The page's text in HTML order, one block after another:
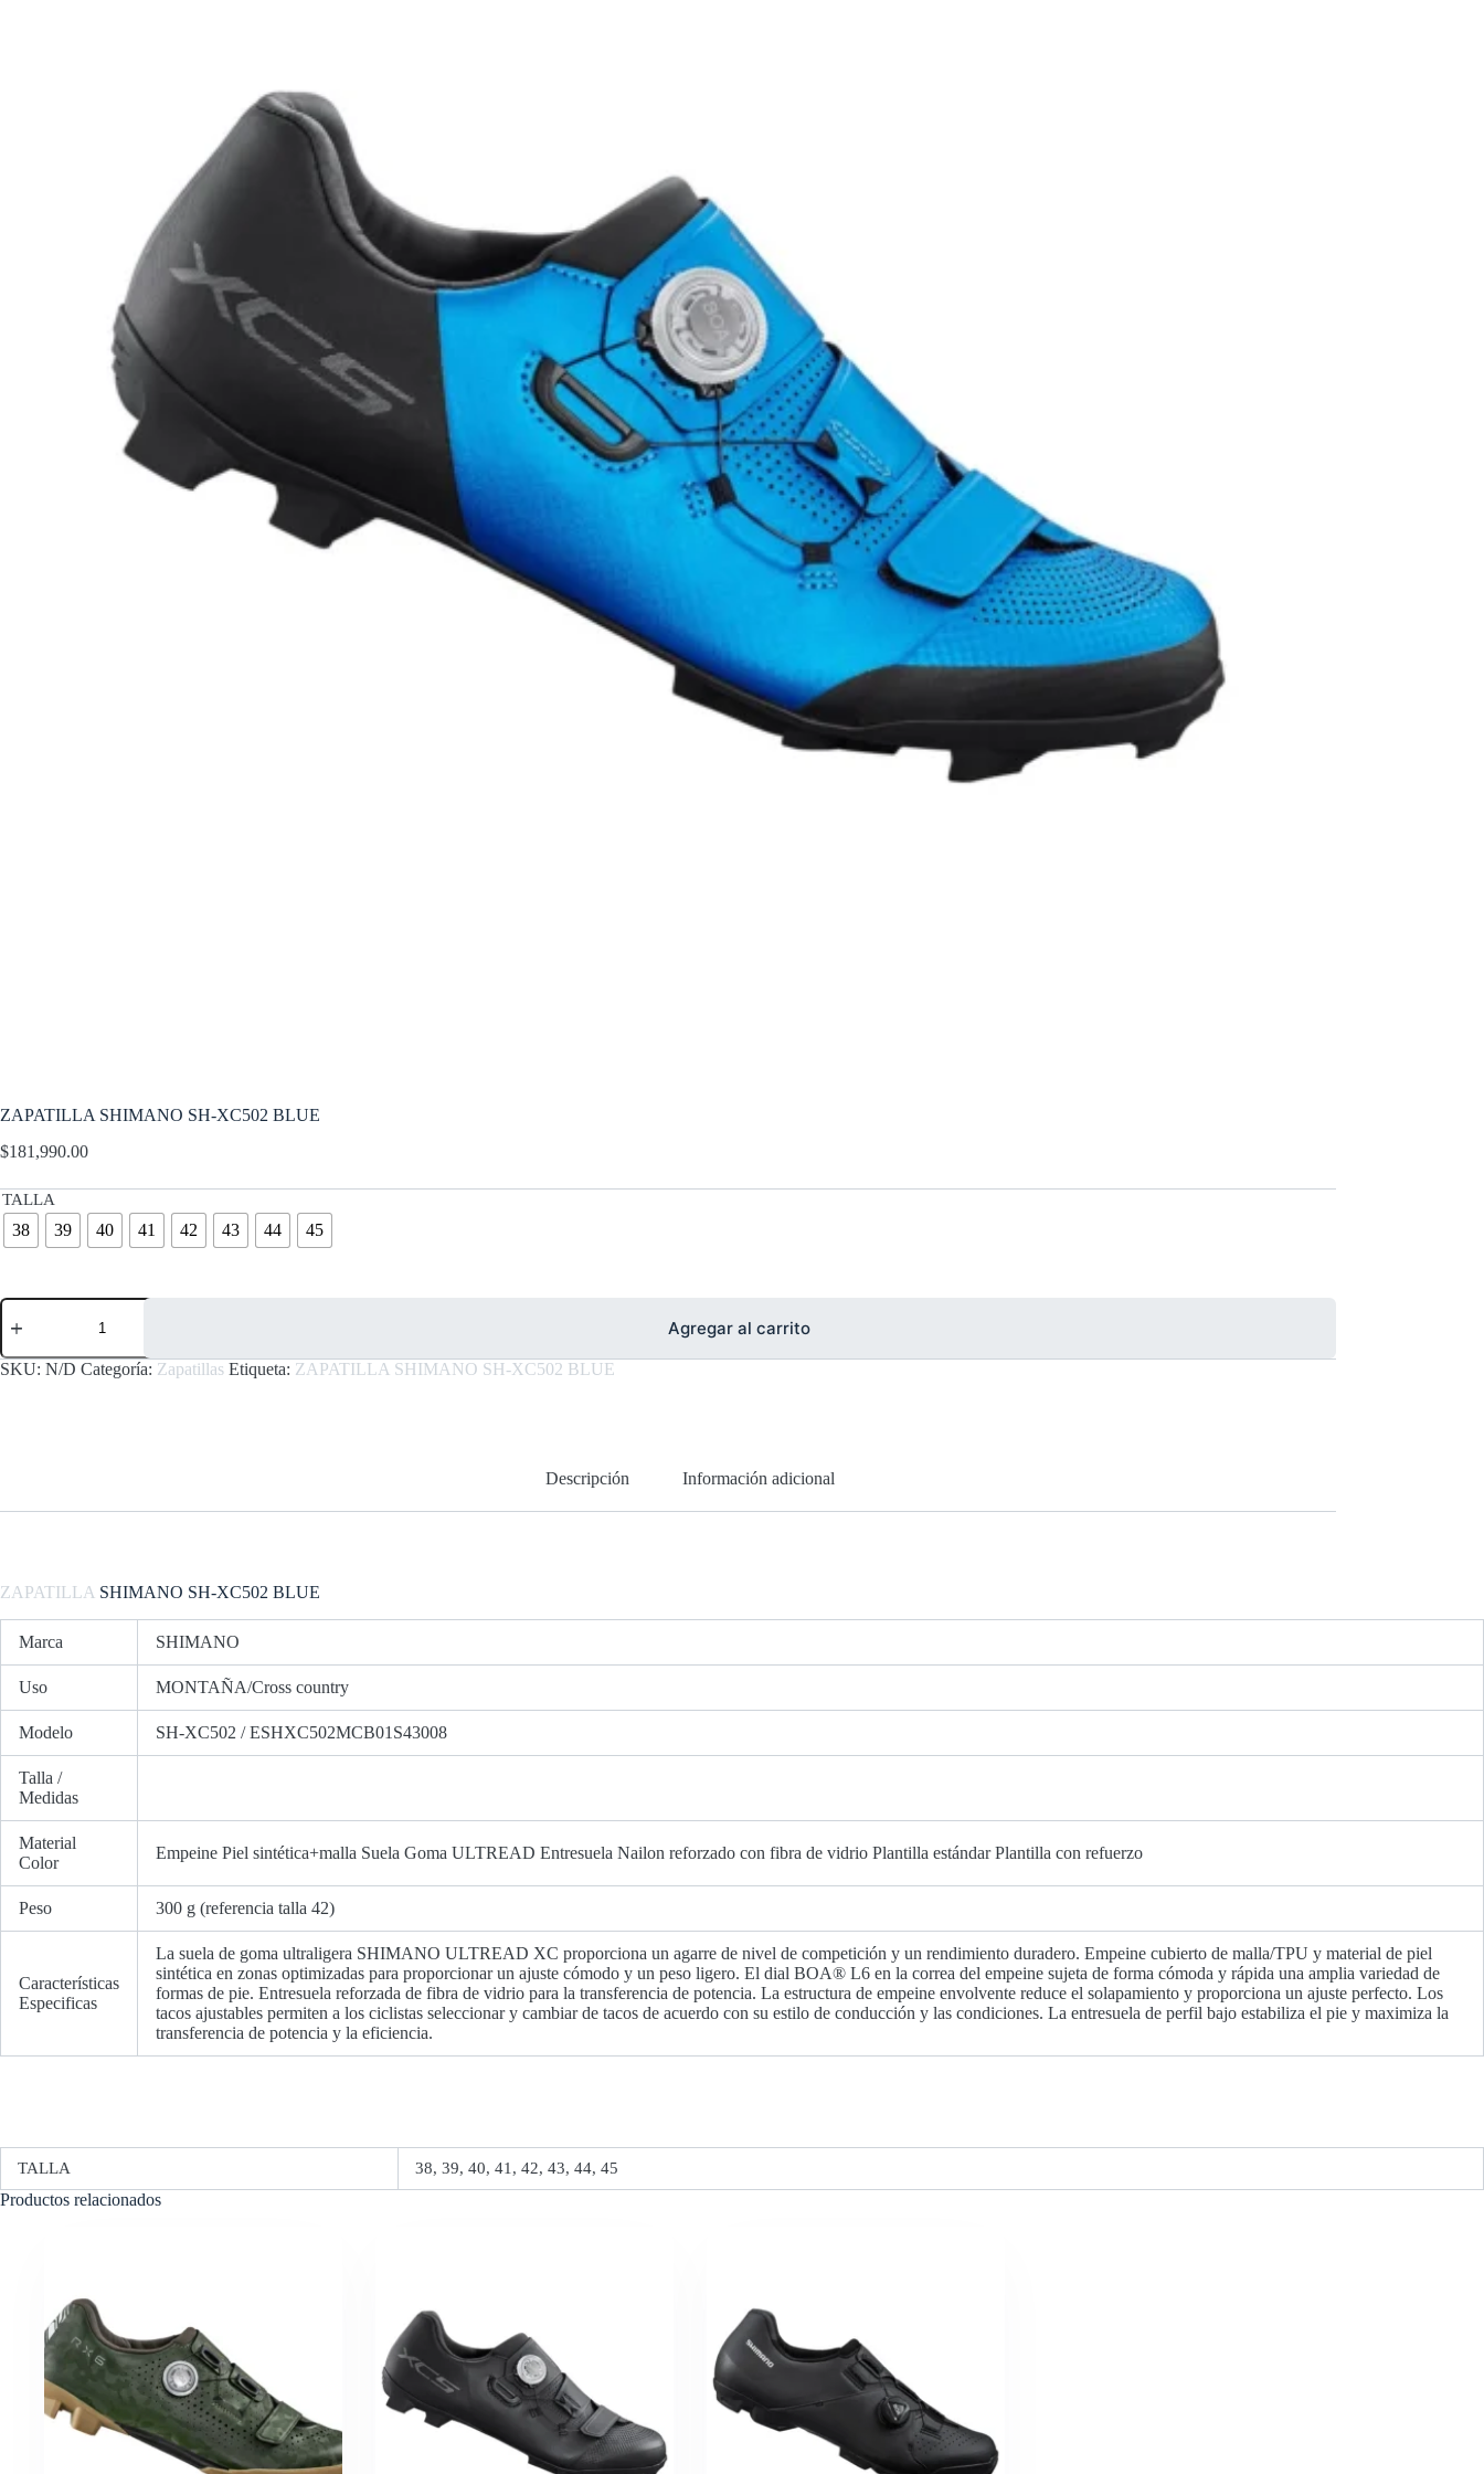
ZAPATILLA SHIMANO SH-XC502 BLUE
$181,990.00
TALLA
38 39 40 41 42 43 44 45
ZAPATILLA
SHIMANO
XC502
BLUE
Agregar al carrito
SKU: N/D Categoría: Zapatillas Etiqueta: ZAPATILLA SHIMANO SH-XC502 BLUE
Descripción Información adicional
ZAPATILLA SHIMANO SH-XC502 BLUE
Marca SHIMANO
Uso MONTAÑA/Cross country
Modelo SH-XC502 / ESHXC502MCB01S43008
Talla /
Medidas
Material
Color
Empeine Piel sintética+malla Suela Goma ULTREAD Entresuela Nailon reforzado con fibra de vidrio Plantilla estándar Plantilla con refuerzo
Peso 300 g (referencia talla 42)
Características
Especificas
La suela de goma ultraligera SHIMANO ULTREAD XC proporciona un agarre de nivel de competición y un rendimiento duradero. Empeine cubierto de malla/TPU y material de piel
sintética en zonas optimizadas para proporcionar un ajuste cómodo y un peso ligero. El dial BOA® L6 en la correa del empeine sujeta de forma cómoda y rápida una amplia variedad de
formas de pie. Entresuela reforzada de fibra de vidrio para la transferencia de potencia. La estructura de empeine envolvente reduce el solapamiento y proporciona un ajuste perfecto. Los
tacos ajustables permiten a los ciclistas seleccionar y cambiar de tacos de acuerdo con su estilo de conducción y las condiciones. La entresuela de perfil bajo estabiliza el pie y maximiza la
transferencia de potencia y la eficiencia.
TALLA 38, 39, 40, 41, 42, 43, 44, 45
Productos relacionados